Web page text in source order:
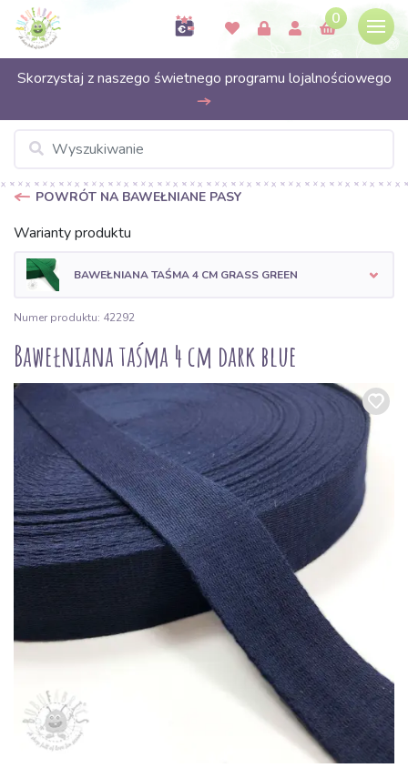
0
Skorzystaj z naszego świetnego programu lojalnościowego
POWRÓT NA BAWEŁNIANE PASY
Warianty produktu
BAWEŁNIANA TAŚMA 4 CM GRASS GREEN
Numer produktu: 42292
Bawełniana taśma 4 cm dark blue